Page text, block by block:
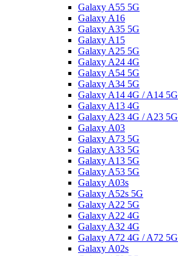
Galaxy A55 5G
Galaxy A16
Galaxy A35 5G
Galaxy A15
Galaxy A25 5G
Galaxy A24 4G
Galaxy A54 5G
Galaxy A34 5G
Galaxy A14 4G / A14 5G
Galaxy A13 4G
Galaxy A23 4G / A23 5G
Galaxy A03
Galaxy A73 5G
Galaxy A33 5G
Galaxy A13 5G
Galaxy A53 5G
Galaxy A03s
Galaxy A52s 5G
Galaxy A22 5G
Galaxy A22 4G
Galaxy A32 4G
Galaxy A72 4G / A72 5G
Galaxy A02s